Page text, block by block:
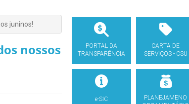
juninos!
nossos
PORTAL DA
TRANSPARÊNCIA
CARTA DE
SERVIÇOS - CSU
e-SIC
PLANEJAMENO